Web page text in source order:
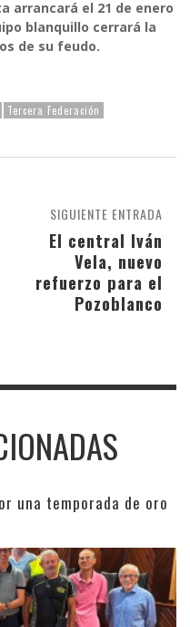
arrancará el 21 de enero
blanquillo cerrará la
de su feudo.
Tercera Federación
SIGUIENTE ENTRADA
El central Iván
Vela, nuevo
refuerzo para el
Pozoblanco
una temporada de oro